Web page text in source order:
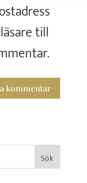
till